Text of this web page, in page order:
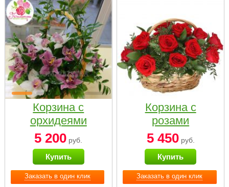
Заказать в один клик
Корзина с
орхидеями
малая
5 200 руб.
Купить
Заказать в один клик
Корзина с
розами
«Красный
Париж»
5 450руб.
Купить